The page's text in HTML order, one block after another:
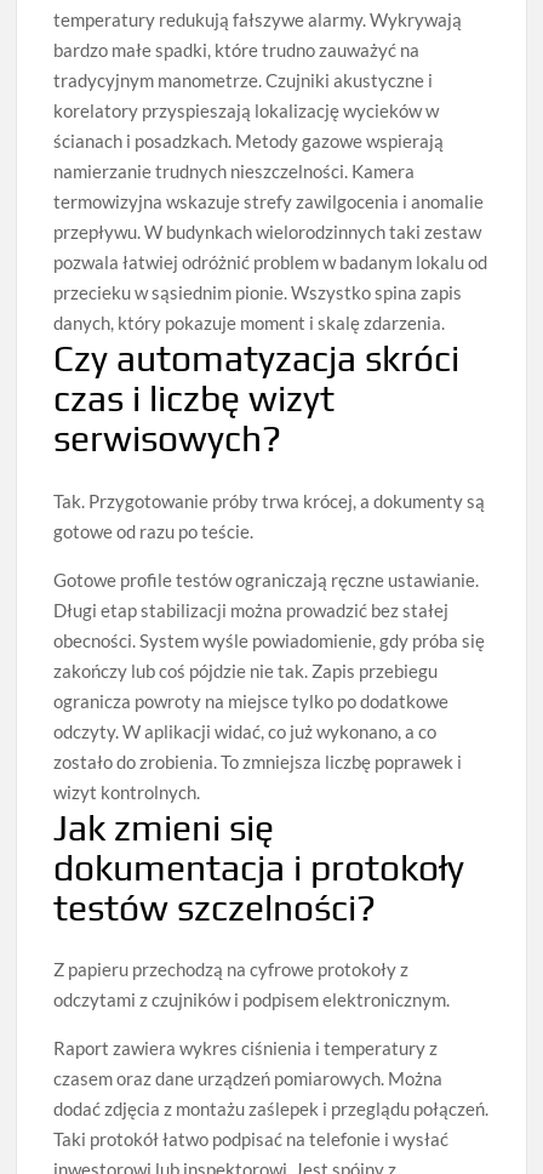
temperatury redukują fałszywe alarmy. Wykrywają
bardzo małe spadki, które trudno zauważyć na
tradycyjnym manometrze. Czujniki akustyczne i
korelatory przyspieszają lokalizację wycieków w
ścianach i posadzkach. Metody gazowe wspierają
namierzanie trudnych nieszczelności. Kamera
termowizyjna wskazuje strefy zawilgocenia i anomalie
przepływu. W budynkach wielorodzinnych taki zestaw
pozwala łatwiej odróżnić problem w badanym lokalu od
przecieku w sąsiednim pionie. Wszystko spina zapis
danych, który pokazuje moment i skalę zdarzenia.
Czy automatyzacja skróci
czas i liczbę wizyt
serwisowych?
Tak. Przygotowanie próby trwa krócej, a dokumenty są
gotowe od razu po teście.
Gotowe profile testów ograniczają ręczne ustawianie.
Długi etap stabilizacji można prowadzić bez stałej
obecności. System wyśle powiadomienie, gdy próba się
zakończy lub coś pójdzie nie tak. Zapis przebiegu
ogranicza powroty na miejsce tylko po dodatkowe
odczyty. W aplikacji widać, co już wykonano, a co
zostało do zrobienia. To zmniejsza liczbę poprawek i
wizyt kontrolnych.
Jak zmieni się
dokumentacja i protokoły
testów szczelności?
Z papieru przechodzą na cyfrowe protokoły z
odczytami z czujników i podpisem elektronicznym.
Raport zawiera wykres ciśnienia i temperatury z
czasem oraz dane urządzeń pomiarowych. Można
dodać zdjęcia z montażu zaślepek i przeglądu połączeń.
Taki protokół łatwo podpisać na telefonie i wysłać
inwestorowi lub inspektorowi. Jest spójny z